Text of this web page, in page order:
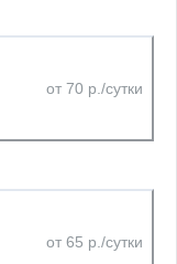
от 70 р./сутки
от 65 р./сутки